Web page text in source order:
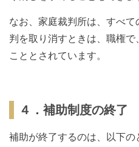
なお、家庭裁判所は、すべ
判を取り消すときは、職権
こととされています。
４．補助制度の終了
補助が終了するのは、以下の